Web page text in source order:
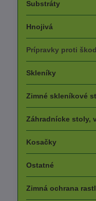
Substráty
Hnojivá
Prípravky proti
Skleníky
Zimné skleníkové
Záhradnícke stoly,
Kosačky
Ostatné
Zimná ochrana